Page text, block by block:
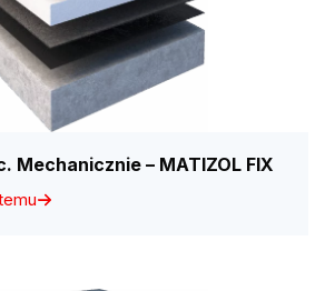
Mechanicznie – MATIZOL FIX